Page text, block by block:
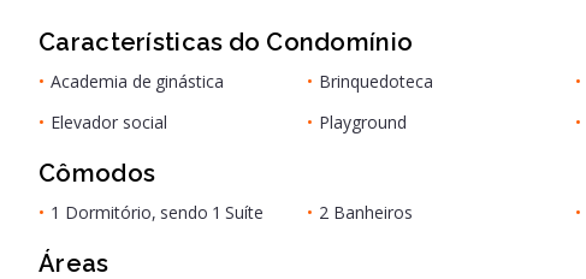
Características do Condomínio
• Academia de ginástica • Brinquedoteca •
• Elevador social • Playground •
Cômodos
• 1 Dormitório, sendo 1 Suíte • 2 Banheiros •
Áreas